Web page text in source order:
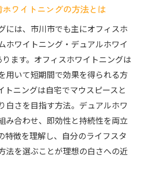
歯ホワイトニング法を見つけ
の色戻りを防ぐコツ
ニング後の色戻りを防止する
長持ちさせる日常ケアの実践
グ後の食生活で気をつけるポ
ワイトニングの方法とは
には、市川市でも主にオフィスホ
ホワイトニング・デュアルホワイ
ます。オフィスホワイトニングは
用いて短期間で効果を得られる方
トニングは自宅でマウスピースと
白さを目指す方法。デュアルホワ
み合わせ、即効性と持続性を両立
特徴を理解し、自分のライフスタ
法を選ぶことが理想の白さへの近